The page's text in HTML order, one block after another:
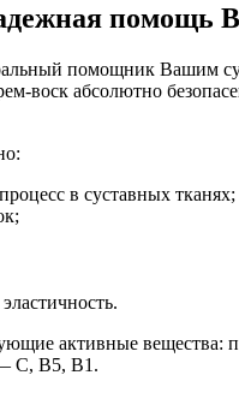
помощь
помощник Вашим
воск абсолютно
в суставных тканях;
активные
— С, В5, В1.